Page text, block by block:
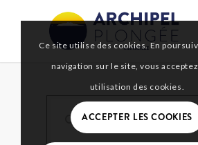
Ce site utilise des cookies. En
navigation sur le site, vous
utilisation des cookies.
ACCEPTER LES COOKIES